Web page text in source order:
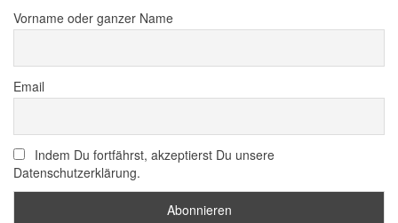
Vorname oder ganzer Name
Email
Indem Du fortfährst, akzeptierst Du unsere
Datenschutzerklärung.